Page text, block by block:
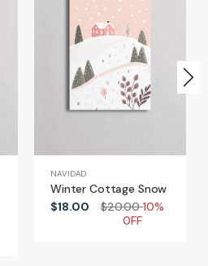
NAVIDAD
Winter Cottage Snow
$18.00
$20.0010%
0FF